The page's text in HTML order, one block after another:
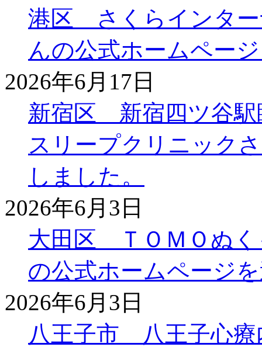
港区 さくらインター
んの公式ホームペー
2026年6月17日
新宿区 新宿四ツ谷駅
スリープクリニック
しました。
2026年6月3日
大田区 ＴＯＭＯぬく
の公式ホームページ
2026年6月3日
八王子市 八王子心療